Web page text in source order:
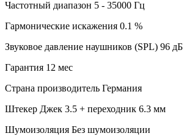
Частотный диапазон 5 - 35000 Гц
Гармонические искажения 0.1 %
Звуковое давление наушников (SPL) 96 дБ
Гарантия 12 мес
Страна производитель Германия
Штекер Джек 3.5 + переходник 6.3 мм
Шумоизоляция Без шумоизоляции